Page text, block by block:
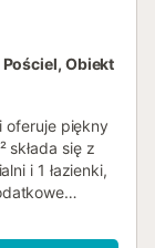
Obiekt
oferuje piękny
składa się z
i 1 łazienki,
do pracy